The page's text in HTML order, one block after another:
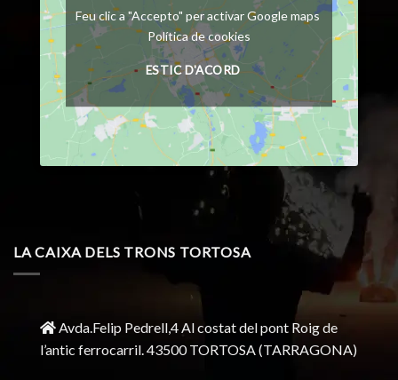
Feu clic a "Accepto" per activar Google maps
Política de cookies
ESTIC D'ACORD
LA CAIXA DELS TRONS TORTOSA
Avda.Felip Pedrell,4 Al costat del pont Roig de
l’antic ferrocarril.43500 TORTOSA(TARRAGONA)